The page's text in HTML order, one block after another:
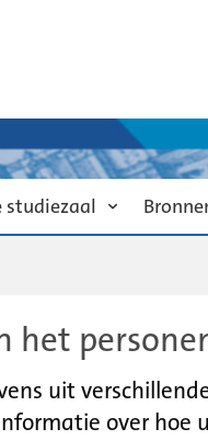
studiezaal
het
uit
over hoe